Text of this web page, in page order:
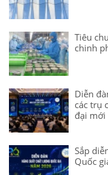
Tiêu
chinh
Diễn
các trụ
đại mới
Sắp
Quốc